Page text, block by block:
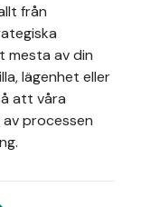
från
mesta av din
lägenhet eller
att våra
processen